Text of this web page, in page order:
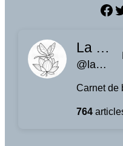
La planque à libellules
@laplanquealibellules.fr@www.laplanquealibellules.fr
Carnet de
764